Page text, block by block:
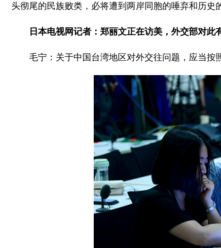
头彻尾的民族败类，必将遭到两岸同胞的唾弃和历史
日本电视网记者：郑丽文正在访美，外交部对此
毛宁：关于中国台湾地区对外交往问题，应当按